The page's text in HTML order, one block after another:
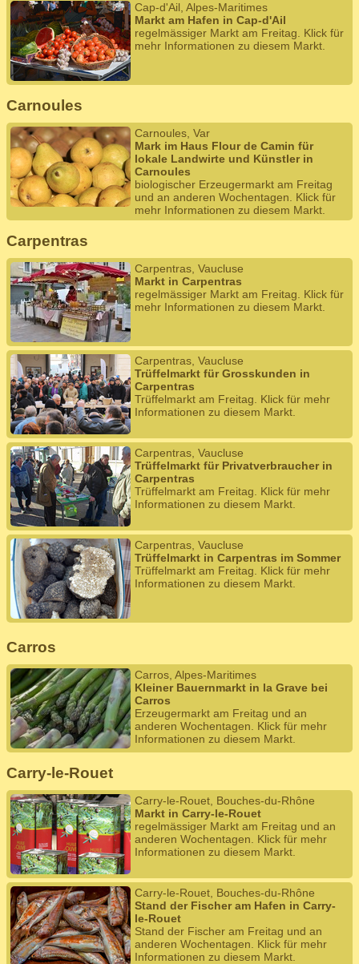
Cap-d'Ail, Alpes-Maritimes
Markt am Hafen in Cap-d'Ail
regelmässiger Markt am Freitag. Klick für
mehr Informationen zu diesem Markt.
Carnoules
Carnoules, Var
Mark im Haus Flour de Camin für
lokale Landwirte und Künstler in
Carnoules
biologischer Erzeugermarkt am Freitag
und an anderen Wochentagen. Klick für
mehr Informationen zu diesem Markt.
Carpentras
Carpentras, Vaucluse
Markt in Carpentras
regelmässiger Markt am Freitag. Klick für
mehr Informationen zu diesem Markt.
Carpentras, Vaucluse
Trüffelmarkt für Grosskunden in
Carpentras
Trüffelmarkt am Freitag. Klick für mehr
Informationen zu diesem Markt.
Carpentras, Vaucluse
Trüffelmarkt für Privatverbraucher in
Carpentras
Trüffelmarkt am Freitag. Klick für mehr
Informationen zu diesem Markt.
Carpentras, Vaucluse
Trüffelmarkt in Carpentras im Sommer
Trüffelmarkt am Freitag. Klick für mehr
Informationen zu diesem Markt.
Carros
Carros, Alpes-Maritimes
Kleiner Bauernmarkt in la Grave bei
Carros
Erzeugermarkt am Freitag und an
anderen Wochentagen. Klick für mehr
Informationen zu diesem Markt.
Carry-le-Rouet
Carry-le-Rouet, Bouches-du-Rhône
Markt in Carry-le-Rouet
regelmässiger Markt am Freitag und an
anderen Wochentagen. Klick für mehr
Informationen zu diesem Markt.
Carry-le-Rouet, Bouches-du-Rhône
Stand der Fischer am Hafen in Carry-
le-Rouet
Stand der Fischer am Freitag und an
anderen Wochentagen. Klick für mehr
Informationen zu diesem Markt.